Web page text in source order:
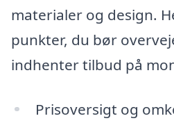
materialer og design.
punkter, du bør
indhenter tilbud på
Prisoversigt og